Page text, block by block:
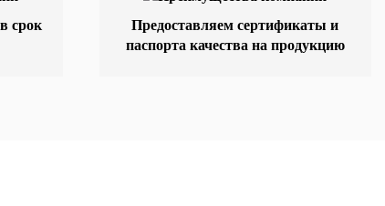
срок
Предоставляем сертификаты и
паспорта качества на продукцию